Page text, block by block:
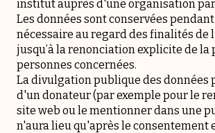
institut auprès d'une organisation
Les données sont conservées
nécessaire au regard des finalités de
jusqu’à la renonciation explicite de la
personnes concernées.
La divulgation publique des données
d'un donateur (par exemple pour le
site web ou le mentionner dans une
n'aura lieu qu'après le consentement